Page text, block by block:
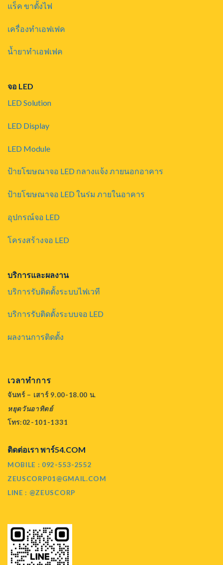
แร็ค ขาตั้งไฟ
เครื่องทำเอฟเฟค
น้ำยาทำเอฟเฟค
จอ LED
LED Solution
LED Display
LED Module
ป้ายโฆษณาจอ LED กลางแจ้ง ภายนอกอาคาร
ป้ายโฆษณาจอ LED ในร่ม ภายในอาคาร
อุปกรณ์จอ LED
โครงสร้างจอ LED
บริการและผลงาน
บริการรับติดตั้งระบบไฟเวที
บริการรับติดตั้งระบบจอ LED
ผลงานการติดตั้ง
เวลาทำการ
จันทร์ – เสาร์ 9.00-18.00 น.
หยุดวันอาทิตย์
โทร:02-101-1331
ติดต่อเรา พาร์54.COM
MOBILE : 092-553-2552
ZEUSCORP01@GMAIL.COM
LINE : @ZEUSCORP